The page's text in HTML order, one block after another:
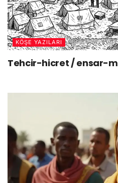
KÖŞE YAZILARI
Tehcir-hicret / ensar-